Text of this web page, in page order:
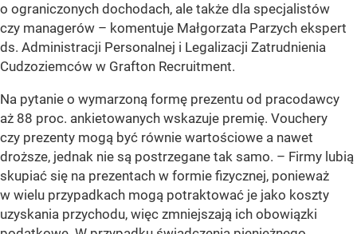
o ograniczonych dochodach, ale także dla specjalistów
czy managerów – komentuje Małgorzata Parzych ekspert
ds. Administracji Personalnej i Legalizacji Zatrudnienia
Cudzoziemców w Grafton Recruitment.
Na pytanie o wymarzoną formę prezentu od pracodawcy
aż 88 proc. ankietowanych wskazuje premię. Vouchery
czy prezenty mogą być równie wartościowe a nawet
droższe, jednak nie są postrzegane tak samo. – Firmy lubią
skupiać się na prezentach w formie fizycznej, ponieważ
w wielu przypadkach mogą potraktować je jako koszty
uzyskania przychodu, więc zmniejszają ich obowiązki